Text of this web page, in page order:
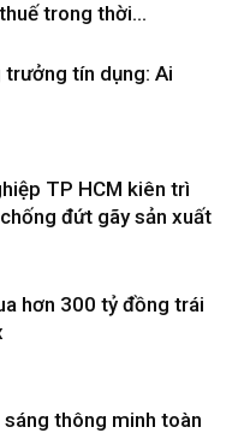
trong thời...
trưởng tín dụng: Ai
TP HCM kiên trì
chống đứt gãy sản xuất
hơn 300 tỷ đồng trái
sáng thông minh toàn